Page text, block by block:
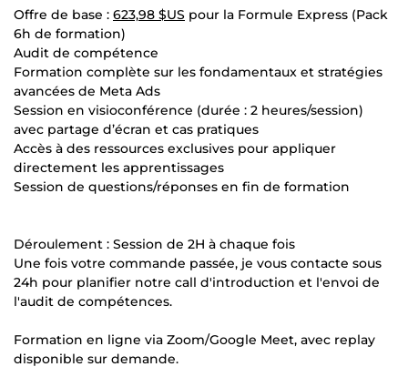
Offre de base : 623,98 $US pour la Formule Express (Pack
6h de formation)
Audit de compétence
Formation complète sur les fondamentaux et stratégies
avancées de Meta Ads
Session en visioconférence (durée : 2 heures/session)
avec partage d’écran et cas pratiques
Accès à des ressources exclusives pour appliquer
directement les apprentissages
Session de questions/réponses en fin de formation
Déroulement : Session de 2H à chaque fois
Une fois votre commande passée, je vous contacte sous
24h pour planifier notre call d'introduction et l'envoi de
l'audit de compétences.
Formation en ligne via Zoom/Google Meet, avec replay
disponible sur demande.